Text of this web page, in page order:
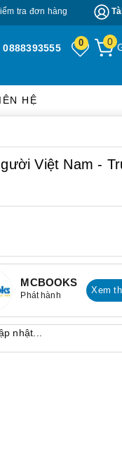
tra đơn hàng
0
0
0888393555
HỆ
Việt Nam -
MCBOOKS
Phát hành Xem
nhật...